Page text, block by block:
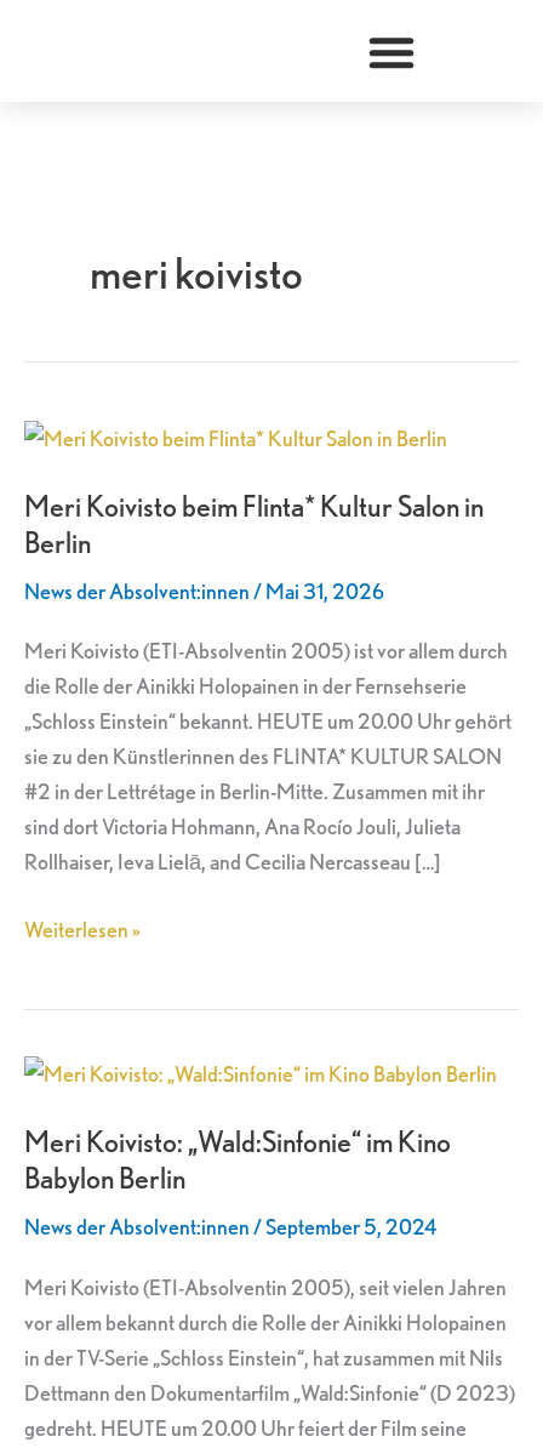
meri koivisto
Meri Koivisto beim Flinta* Kultur Salon in
Berlin
News der Absolvent:innen/Mai 31, 2026
Meri Koivisto (ETI-Absolventin 2005) ist vor allem durch
die Rolle der Ainikki Holopainen in der Fernsehserie
„Schloss Einstein“ bekannt. HEUTE um 20.00 Uhr gehört
sie zu den Künstlerinnen des FLINTA* KULTUR SALON
#2 in der Lettrétage in Berlin-Mitte. Zusammen mit ihr
sind dort Victoria Hohmann, Ana Rocío Jouli, Julieta
Rollhaiser, Ieva Lielā, and Cecilia Nercasseau […]
Meri
beim
Flinta*
in
Berlin
Weiterlesen »
Meri Koivisto: „Wald:Sinfonie“ im Kino
Babylon Berlin
News der Absolvent:innen/September 5, 2024
Meri Koivisto (ETI-Absolventin 2005), seit vielen Jahren
vor allem bekannt durch die Rolle der Ainikki Holopainen
in der TV-Serie „Schloss Einstein“, hat zusammen mit Nils
Dettmann den Dokumentarfilm „Wald:Sinfonie“ (D 2023)
gedreht. HEUTE um 20.00 Uhr feiert der Film seine
Meri
„Wald:Sinfonie“
im
Berlin